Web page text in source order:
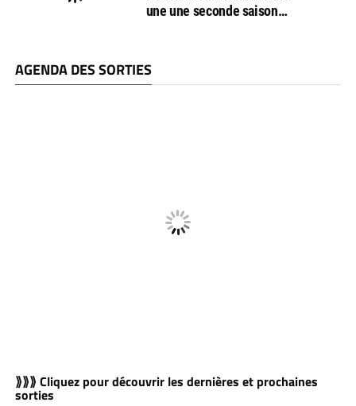
une une seconde saison…
AGENDA DES SORTIES
⟫⟫⟫ Cliquez pour découvrir les dernières et prochaines
sorties